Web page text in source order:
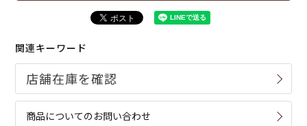
関連キーワード
商品についてのお問い合わせ